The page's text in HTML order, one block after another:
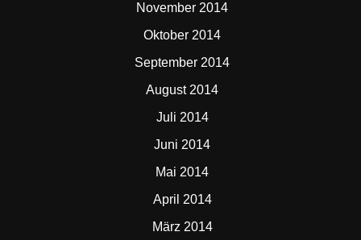
November 2014
Oktober 2014
September 2014
August 2014
Juli 2014
Juni 2014
Mai 2014
April 2014
März 2014